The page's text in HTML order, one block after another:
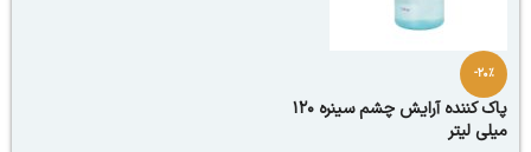
-20%
پاک کننده آرایش چشم سینره 120
میلی لیتر